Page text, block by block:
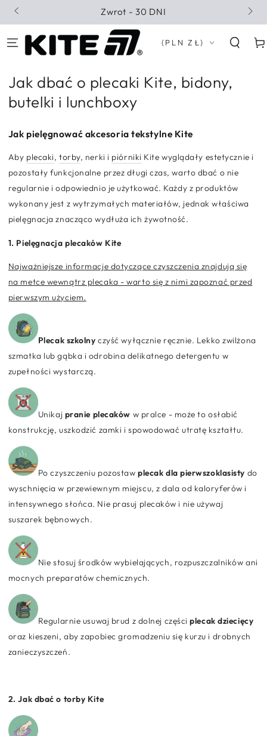
PRZEJDŹ DO
TREŚCI
Zwrot - 30 DNI
Kraj/region
(PLN ZŁ)
Jak dbać o plecaki Kite, bidony,
butelki i lunchboxy
Jak pielęgnować akcesoria tekstylne Kite
Aby plecaki,torby, nerki i piórniki Kite wyglądały estetycznie i
pozostały funkcjonalne przez długi czas, warto dbać o nie
regularnie i odpowiednio je użytkować. Każdy z produktów
wykonany jest z wytrzymałych materiałów, jednak właściwa
pielęgnacja znacząco wydłuża ich żywotność.
1. Pielęgnacja plecaków Kite
Najważniejsze informacje dotyczące czyszczenia znajdują się
na metce wewnątrz plecaka - warto się z nimi zapoznać przed
pierwszym użyciem.
Plecak szkolny czyść wyłącznie ręcznie. Lekko zwilżona
szmatka lub gąbka i odrobina delikatnego detergentu w
zupełności wystarczą.
Unikaj pranie plecaków w pralce - może to osłabić
konstrukcję, uszkodzić zamki i spowodować utratę kształtu.
Po czyszczeniu pozostawplecak dla pierwszoklasisty do
wyschnięcia w przewiewnym miejscu, z dala od kaloryferów i
intensywnego słońca. Nie prasuj plecaków i nie używaj
suszarek bębnowych.
Nie stosuj środków wybielających, rozpuszczalników ani
mocnych preparatów chemicznych.
Regularnie usuwaj brud z dolnej częściplecak dziecięcy
oraz kieszeni, aby zapobiec gromadzeniu się kurzu i drobnych
zanieczyszczeń.
2. Jak dbać o torby Kite